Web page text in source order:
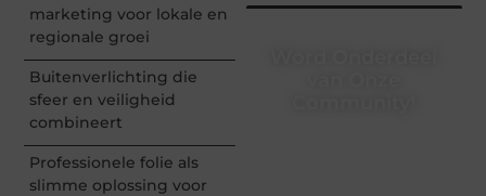
marketing voor lokale en
regionale groei
Buitenverlichting die
sfeer en veiligheid
combineert
Professionele folie als
slimme oplossing voor